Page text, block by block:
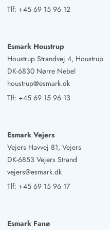
Tlf: +45 69 15 96 12
Esmark Houstrup
Houstrup Strandvej 4, Houstrup
DK-6830 Nørre Nebel
houstrup@esmark.dk
Tlf: +45 69 15 96 13
Esmark Vejers
Vejers Havvej 81, Vejers
DK-6853 Vejers Strand
vejers@esmark.dk
Tlf: +45 69 15 96 17
Esmark Fanø